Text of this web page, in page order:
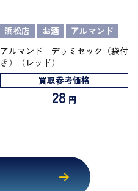
浜松店 お酒
アルマンド
アルマンド デゥミセック（袋付
き）（レッド）
買取参考価格
28 円